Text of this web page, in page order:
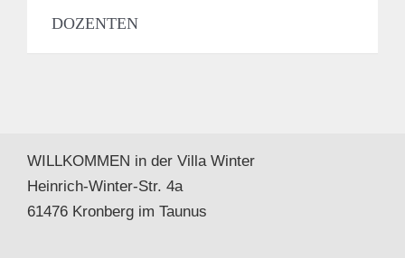
DOZENTEN
WILLKOMMEN in der Villa Winter
Heinrich-Winter-Str. 4a
61476 Kronberg im Taunus